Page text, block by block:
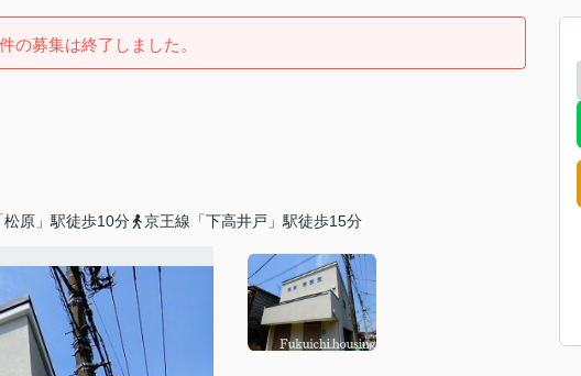
の募集は終了しました。
原」駅徒歩10分 京王線「下高井戸」駅徒歩15分